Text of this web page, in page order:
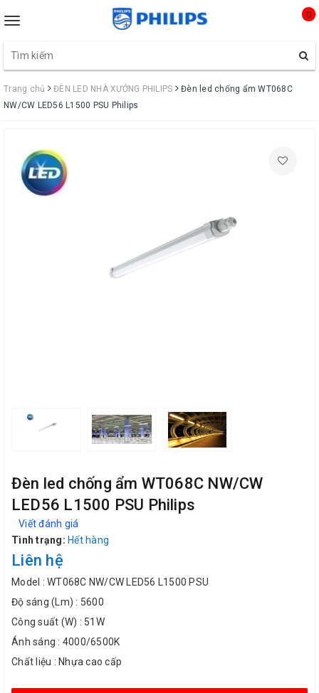
Toggle
0
Trang chủ ĐÈN LED NHÀ XƯỞNG PHILIPS
Đèn led chống ẩm WT068C
NW/CW LED56 L1500 PSU Philips
Đèn led chống ẩm WT068C NW/CW
LED56 L1500 PSU Philips
Viết đánh giá
Tình trạng: Hết hàng
Liên hệ
Model : WT068C NW/CW LED56 L1500 PSU
Độ sáng (Lm) : 5600
Công suất (W) : 51W
Ánh sáng : 4000/6500K
Chất liệu : Nhựa cao cấp